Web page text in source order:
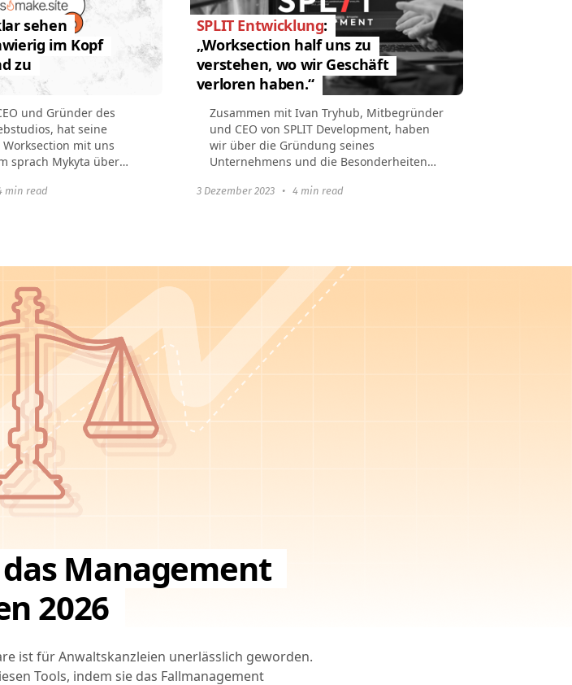
sehen
im Kopf
zu
und Gründer des
hat seine
mit uns
sprach Mykyta über
min read
SPLIT Entwicklung:
„Worksection half uns zu
verstehen, wo wir Geschäft
verloren haben.“
Zusammen mit Ivan Tryhub, Mitbegründer
und CEO von SPLIT Development, haben
wir über die Gründung seines
Unternehmens und die Besonderheiten
im Vergleich zu...
3 Dezember 2023 • 4 min read
Management
2026
ist für Anwaltskanzleien unerlässlich geworden.
Tools, indem sie das Fallmanagement